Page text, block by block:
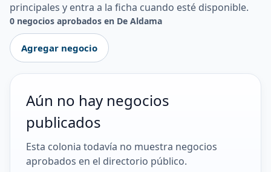
principales y entra a la ficha cuando esté disponible.
0 negocios aprobados en De Aldama
Agregar negocio
Aún no hay negocios
publicados
Esta colonia todavía no muestra negocios
aprobados en el directorio público.